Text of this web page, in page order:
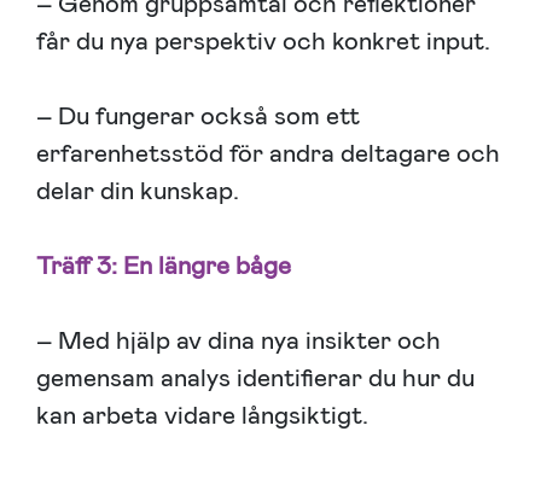
får du nya perspektiv och konkret input.
– Du fungerar också som ett
erfarenhetsstöd för andra deltagare och
delar din kunskap.
Träff 3: En längre båge
– Med hjälp av dina nya insikter och
gemensam analys identifierar du hur du
kan arbeta vidare långsiktigt.